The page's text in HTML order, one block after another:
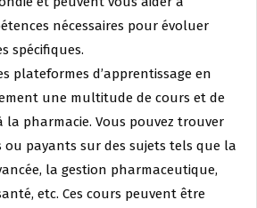
nécessaires pour évoluer
spécifiques.
plateformes d’apprentissage en
une multitude de cours et de
la pharmacie. Vous pouvez trouver
ou payants sur des sujets tels que la
la gestion pharmaceutique,
etc. Ces cours peuvent être